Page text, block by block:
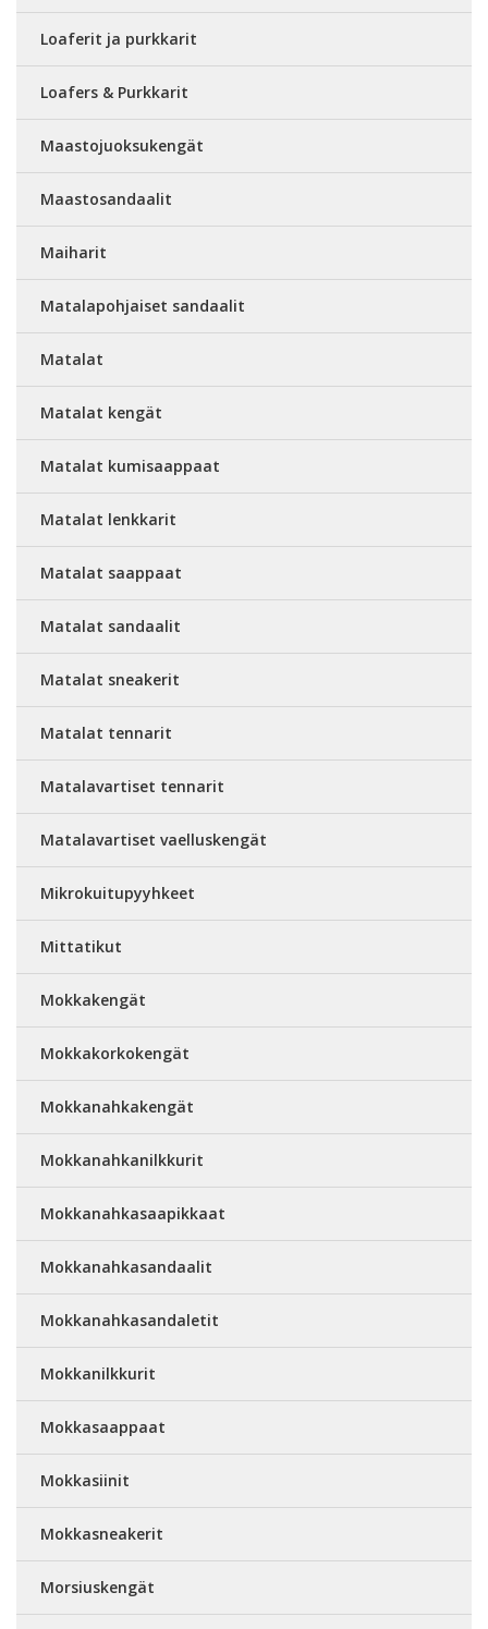
Loaferit ja purkkarit
Loafers & Purkkarit
Maastojuoksukengät
Maastosandaalit
Maiharit
Matalapohjaiset sandaalit
Matalat
Matalat kengät
Matalat kumisaappaat
Matalat lenkkarit
Matalat saappaat
Matalat sandaalit
Matalat sneakerit
Matalat tennarit
Matalavartiset tennarit
Matalavartiset vaelluskengät
Mikrokuitupyyhkeet
Mittatikut
Mokkakengät
Mokkakorkokengät
Mokkanahkakengät
Mokkanahkanilkkurit
Mokkanahkasaapikkaat
Mokkanahkasandaalit
Mokkanahkasandaletit
Mokkanilkkurit
Mokkasaappaat
Mokkasiinit
Mokkasneakerit
Morsiuskengät